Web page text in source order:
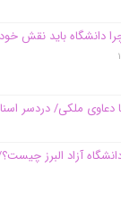
دانشگاه باید نقش خود
دعاوی ملکی/ دردسر
آزاد البرز